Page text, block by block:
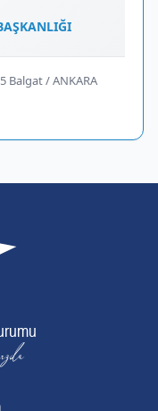
Balgat / ANKARA